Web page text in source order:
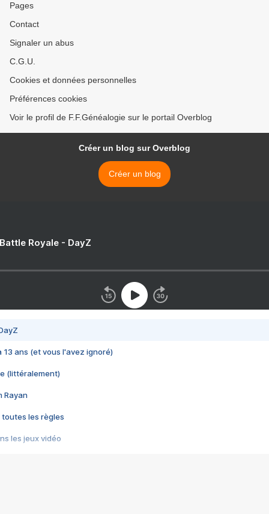
Pages
Contact
Signaler un abus
C.G.U.
Cookies et données personnelles
Préférences cookies
Voir le profil de F.F.Généalogie sur le portail Overblog
Créer un blog sur Overblog
Créer un blog
Royale - DayZ
13 ans (et vous l'avez ignoré)
(littéralement)
Rayan
toutes les règles
les jeux vidéo